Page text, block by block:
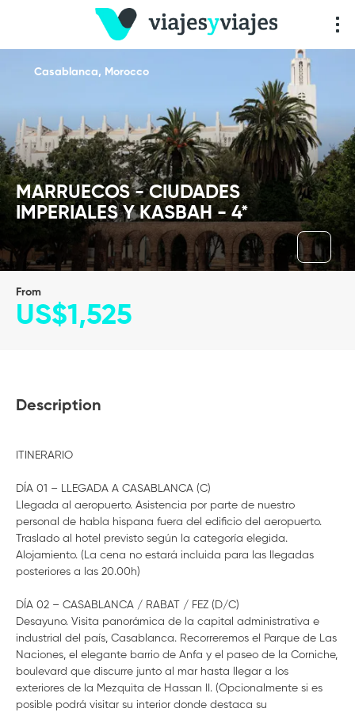
MARRUECOS - CIUDADES
IMPERIALES Y KASBAH - 4*
Casablanca, Morocco
From
US$1,525
Description
ITINERARIO
DÍA 01 – LLEGADA A CASABLANCA (C)
Llegada al aeropuerto. Asistencia por parte de nuestro
personal de habla hispana fuera del edificio del aeropuerto.
Traslado al hotel previsto según la categoría elegida.
Alojamiento. (La cena no estará incluida para las llegadas
posteriores a las 20.00h)
DÍA 02 – CASABLANCA / RABAT / FEZ (D/C)
Desayuno. Visita panorámica de la capital administrativa e
industrial del país, Casablanca. Recorreremos el Parque de Las
Naciones, el elegante barrio de Anfa y el paseo de la Corniche,
boulevard que discurre junto al mar hasta llegar a los
exteriores de la Mezquita de Hassan II. (Opcionalmente si es
posible podrá visitar su interior donde destaca su